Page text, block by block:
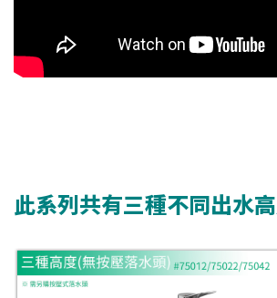
此系列共有三種不同出水